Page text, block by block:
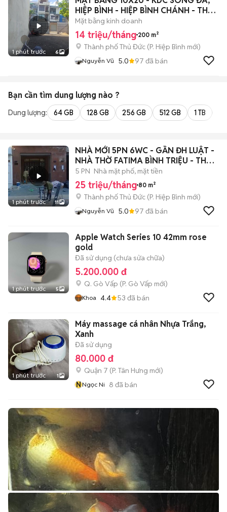
1 phút trước 6
HIỆP BÌNH - HIỆP BÌNH CHÁNH - THỦ
ĐỨC
Mặt bằng kinh doanh
14 triệu/tháng 200 m²
Thành phố Thủ Đức (P. Hiệp Bình mới)
Nguyễn Vũ 5.0 97 đã bán
Bạn cần tìm dung lượng nào ?
Dung lượng: 64 GB 128 GB 256 GB 512 GB 1 TB
1 phút trước 11
NHÀ MỚI 5PN 6WC - GẦN ĐH LUẬT -
NHÀ THỜ FATIMA BÌNH TRIỆU - THỦ
ĐỨC
5 PN Nhà mặt phố, mặt tiền
25 triệu/tháng 80 m²
Thành phố Thủ Đức (P. Hiệp Bình mới)
Nguyễn Vũ 5.0 97 đã bán
1 phút trước 5
Apple Watch Series 10 42mm rose
gold
Đã sử dụng (chưa sửa chữa)
5.200.000 đ
Q. Gò Vấp (P. Gò Vấp mới)
Khoa 4.4 53 đã bán
1 phút trước 1
Máy massage cá nhân Nhựa Trắng,
Xanh
Đã sử dụng
80.000 đ
Quận 7 (P. Tân Hưng mới)
NNgọc Ni 8 đã bán